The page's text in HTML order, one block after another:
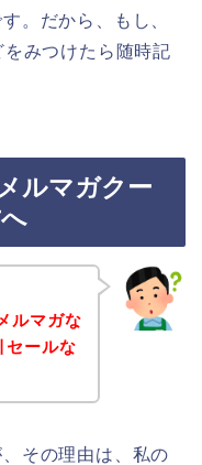
。だから、もし、
みつけたら随時記
ルマガクー
ルマガな
セールな
その理由は、私の